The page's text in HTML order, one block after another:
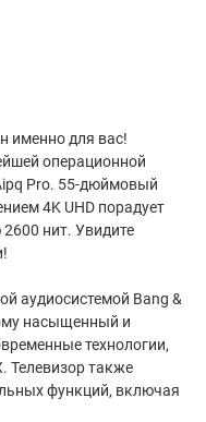
именно для вас!
операционной
Pro. 55-дюймовый
4K UHD порадует
нит. Увидите
аудиосистемой Bang &
насыщенный и
технологии,
Телевизор также
функций, включая